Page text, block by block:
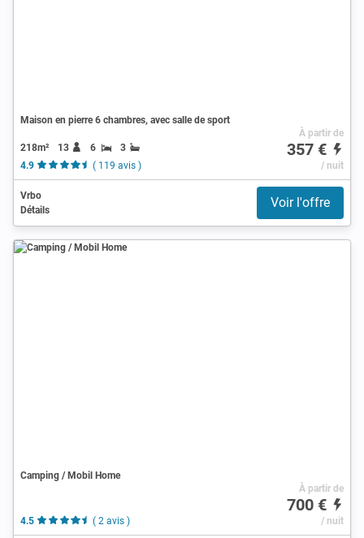
Maison en pierre 6 chambres, avec salle de sport
218m² 13 6
3
4.9
( 119 avis )
À partir de
357 €
/ nuit
Vrbo
Détails
Voir l'offre
Camping / Mobil Home
4.5 ( 2 avis )
À partir de
700 €
/ nuit